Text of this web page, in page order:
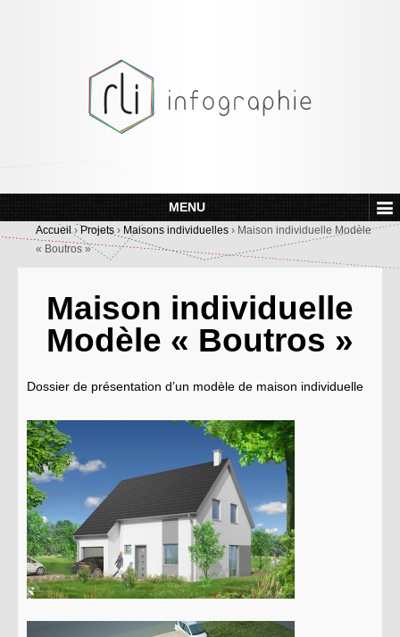
MENU
Accueil › Projets › Maisons individuelles › Maison individuelle Modèle
« Boutros »
Maison individuelle
Modèle « Boutros »
Dossier de présentation d’un modèle de maison individuelle